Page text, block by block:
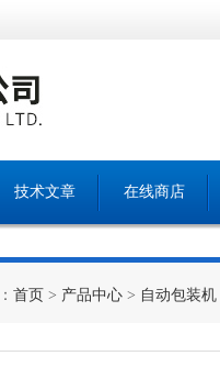
技术文章 在线商店
首页 > 产品中心 > 自动包装机